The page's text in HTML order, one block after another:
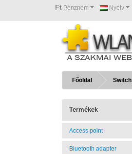
Ft Pénznem Nyelv
Főoldal Switch
Termékek
Access point
Bluetooth adapter